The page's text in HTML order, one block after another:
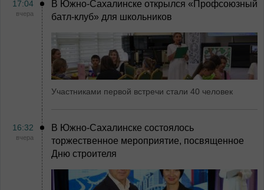
17:04
вчера
В Южно-Сахалинске открылся «Профсоюзный
батл-клуб» для школьников
Участниками первой встречи стали 40 человек
16:32
вчера
В Южно-Сахалинске состоялось
торжественное мероприятие, посвященное
Дню строителя